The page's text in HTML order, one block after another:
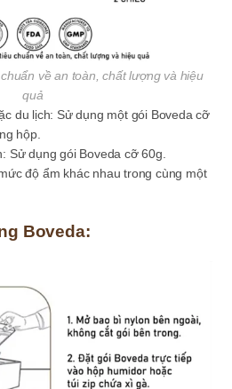
về an toàn, chất lượng và hiệu
quả
du lịch: Sử dụng một gói Boveda cỡ
hộp.
dụng gói Boveda cỡ 60g.
độ ẩm khác nhau trong cùng một
Boveda: